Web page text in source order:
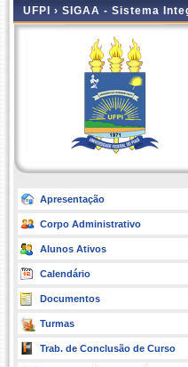
UFPI › SIGAA - Sistema
Apresentação
Corpo Administrativo
Alunos Ativos
Calendário
Documentos
Turmas
Trab. de Conclusão de Curso